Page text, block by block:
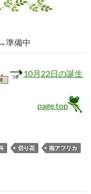
準備中
10月22日の誕生
page top
切り花
南アフリカ